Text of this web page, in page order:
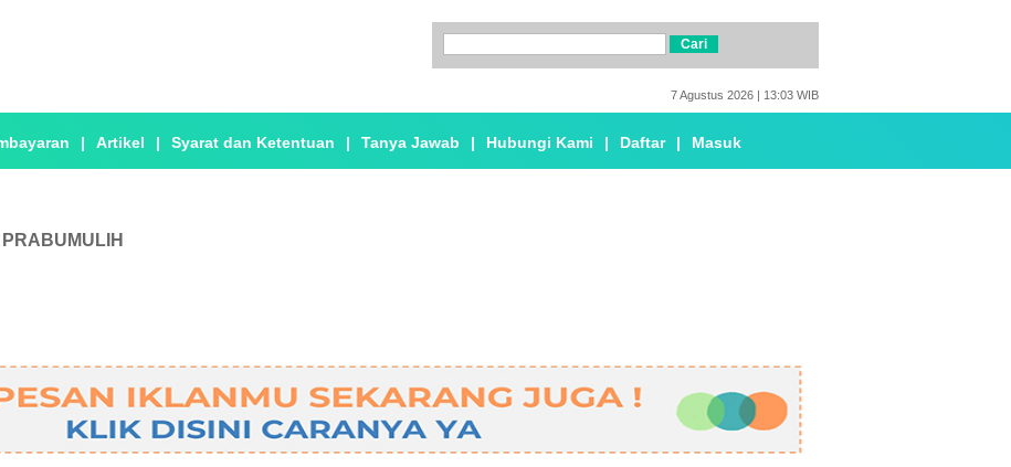
7 Agustus 2026 | 13:03 WIB
| Artikel | Syarat dan Ketentuan | Tanya Jawab | Hubungi Kami | Daftar | Masuk